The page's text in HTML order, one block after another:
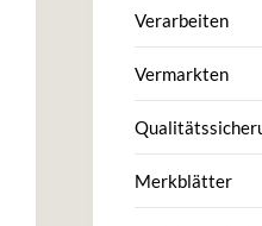
Verarbeiten
Vermarkten
Merkblätter